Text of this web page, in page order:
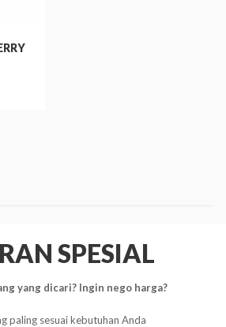
SPESIAL
yang dicari? Ingin nego harga?
paling sesuai kebutuhan Anda